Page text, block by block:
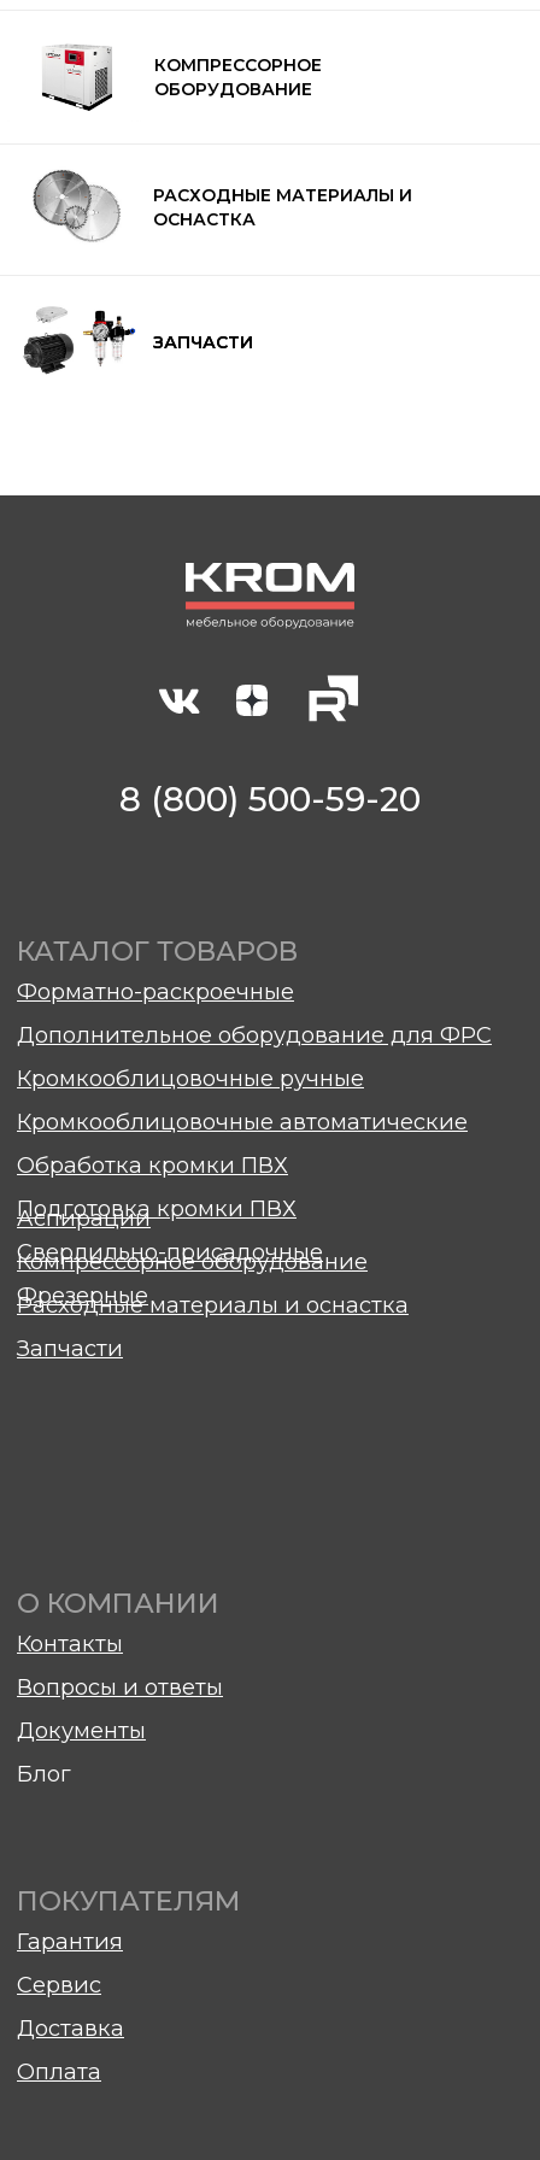
ЗАПЧАСТИ
РАСХОДНЫЕ МАТЕРИАЛЫ И
ОСНАСТКА
КОМПРЕССОРНОЕ
ОБОРУДОВАНИЕ
ЗАПЧАСТИ